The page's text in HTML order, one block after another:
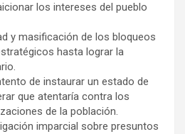
los intereses del pueblo
y masificación de los bloqueos
hasta lograr la
de instaurar un estado de
que atentaría contra los
de la población.
imparcial sobre presuntos